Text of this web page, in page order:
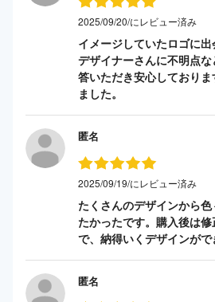
2025/09/20/にレビュー済み
イメージしていたロゴに
デザイナーさんに不明点
答いただき安心しており
ました。
匿名
2025/09/19/にレビュー済み
たくさんのデザインから
たかったです。購入後は
で、納得いくデザインがで
匿名